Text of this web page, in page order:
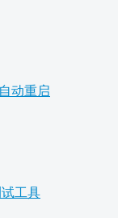
动重启
工具